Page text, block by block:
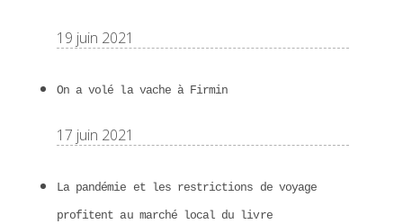
19 juin 2021
On a volé la vache à Firmin
17 juin 2021
La pandémie et les restrictions de voyage
profitent au marché local du livre